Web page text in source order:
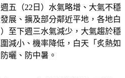
五（22日）水氣略增、大氣不穩
展、擴及部分鄰近平地，各地白
至下週三水氣減少，大氣趨於穩
減小、機率降低，白天「炙熱如
曬、防中暑。